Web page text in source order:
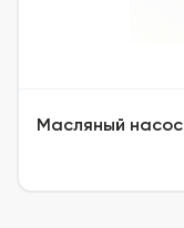
Масляный насос